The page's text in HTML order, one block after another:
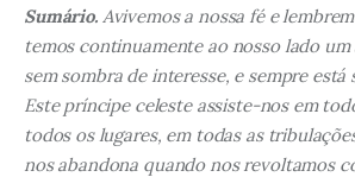
Sumário.Avivemos a nossa fé e
temos continuamente ao nosso lado um
sem sombra de interesse, e sempre
Este príncipe celeste assiste-nos em
todos os lugares, em todas as
nos abandona quando nos revoltamos